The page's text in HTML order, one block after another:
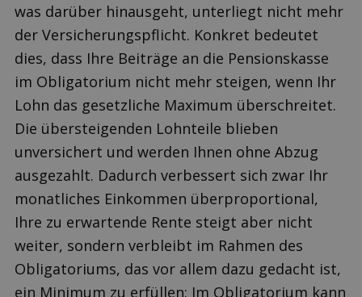
was darüber hinausgeht, unterliegt nicht mehr
der Versicherungspflicht. Konkret bedeutet
dies, dass Ihre Beiträge an die Pensionskasse
im Obligatorium nicht mehr steigen, wenn Ihr
Lohn das gesetzliche Maximum überschreitet.
Die übersteigenden Lohnteile blieben
unversichert und werden Ihnen ohne Abzug
ausgezahlt. Dadurch verbessert sich zwar Ihr
monatliches Einkommen überproportional,
Ihre zu erwartende Rente steigt aber nicht
weiter, sondern verbleibt im Rahmen des
Obligatoriums, das vor allem dazu gedacht ist,
ein Minimum zu erfüllen: Im Obligatorium kann